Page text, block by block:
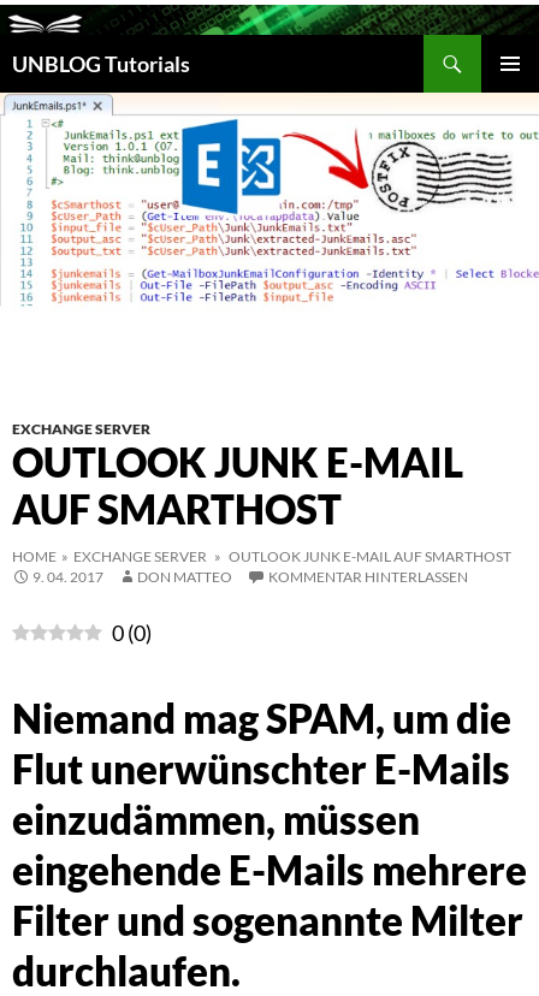
UNBLOG Tutorials
Suchen
INHALT
SPRINGEN
EXCHANGE SERVER
OUTLOOK JUNK E-MAIL
AUF SMARTHOST
HOME » EXCHANGE SERVER » OUTLOOK JUNK E-MAIL AUF SMARTHOST
9. 04. 2017
DON MATTEO KOMMENTAR HINTERLASSEN
0(0)
Niemand mag SPAM, um die
Flut unerwünschter E-Mails
einzudämmen, müssen
eingehende E-Mails mehrere
Filter und sogenannte Milter
durchlaufen.